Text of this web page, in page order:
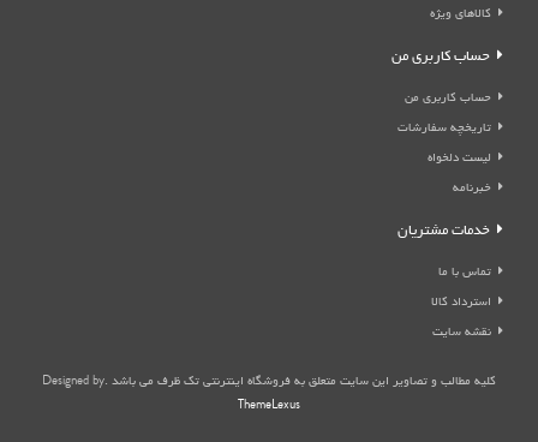
کالاهای ویژه
حساب کاربری من
حساب کاربری من
تاریخچه سفارشات
لیست دلخواه
خبرنامه
خدمات مشتریان
تماس با ما
استرداد کالا
نقشه سایت
کلیه مطالب و تصاویر این سایت متعلق به فروشگاه اینترنتی تک ظرف می باشد .Designed by
ThemeLexus